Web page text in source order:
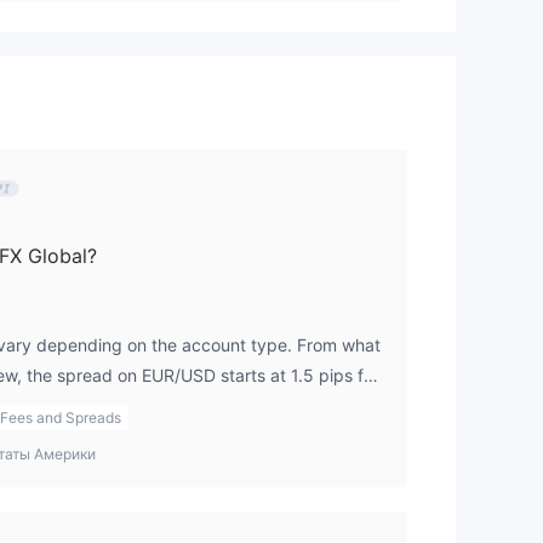
Global?
depending on the account type. From what
the spread on EUR/USD starts at 1.5 pips for
accounts, and 1.1 pips for Senior
Fees and Spreads
Америки